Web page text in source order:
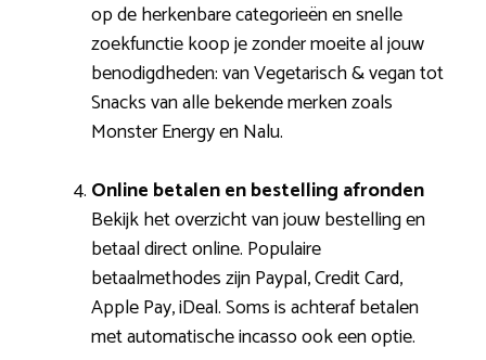
op de herkenbare categorieën en snelle
zoekfunctie koop je zonder moeite al jouw
benodigdheden: van Vegetarisch & vegan tot
Snacks van alle bekende merken zoals
Monster Energy en Nalu.
Online betalen en bestelling afronden
Bekijk het overzicht van jouw bestelling en
betaal direct online. Populaire
betaalmethodes zijn Paypal, Credit Card,
Apple Pay, iDeal. Soms is achteraf betalen
met automatische incasso ook een optie.